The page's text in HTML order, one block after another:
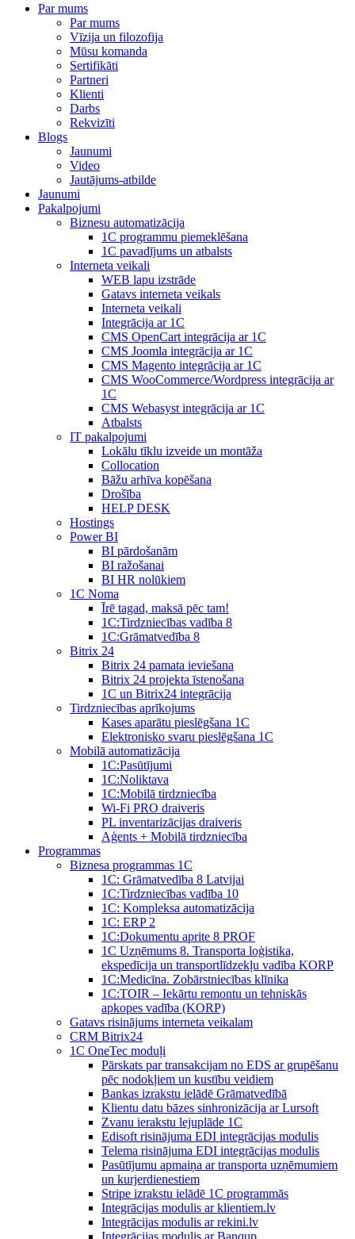
Par mums
Par mums
Vīzija un filozofija
Mūsu komanda
Sertifikāti
Partneri
Klienti
Darbs
Rekvizīti
Blogs
Jaunumi
Video
Jautājums-atbilde
Jaunumi
Pakalpojumi
Biznesu automatizācija
1С programmu piemeklēšana
1С pavadījums un atbalsts
Interneta veikali
WEB lapu izstrāde
Gatavs interneta veikals
Interneta veikali
Integrācija ar 1C
CMS OpenCart integrācija ar 1C
CMS Joomla integrācija ar 1C
CMS Magento integrācija ar 1C
CMS WooCommerce/Wordpress integrācija ar
1C
CMS Webasyst integrācija ar 1C
Atbalsts
IT pakalpojumi
Lokālu tīklu izveide un montāža
Collocation
Bāžu arhīva kopēšana
Drošība
HELP DESK
Hostings
Power BI
BI pārdošanām
BI ražošanai
BI HR nolūkiem
1C Noma
Īrē tagad, maksā pēc tam!
1С:Tirdzniecības vadība 8
1С:Grāmatvedība 8
Bitrix 24
Bitrix 24 pamata ieviešana
Bitrix 24 projekta īstenošana
1C un Bitrix24 integrācija
Tirdzniecības aprīkojums
Kases aparātu pieslēgšana 1C
Elektronisko svaru pieslēgšana 1C
Mobilā automatizācija
1С:Pasūtījumi
1С:Noliktava
1С:Mobilā tirdzniecība
Wi-Fi PRO draiveris
PL inventarizācijas draiveris
Aģents + Mobilā tirdzniecība
Programmas
Biznesa programmas 1C
1C: Grāmatvedība 8 Latvijai
1C:Tirdzniecības vadība 10
1С: Kompleksa automatizācija
1C: ERP 2
1С:Dokumentu aprite 8 PROF
1C Uzņēmums 8. Transporta loģistika,
ekspedīcija un transportlīdzekļu vadība KORP
1C:Medicīna. Zobārstniecības klīnika
1C:TOIR – Iekārtu remontu un tehniskās
apkopes vadība (KORP)
Gatavs risinājums interneta veikalam
CRM Bitrix24
1С OneTec moduļi
Pārskats par transakcijam no EDS ar grupēšanu
pēc nodokļiem un kustību veidiem
Bankas izrakstu ielādē Grāmatvedībā
Klientu datu bāzes sinhronizācija ar Lursoft
Zvanu ierakstu lejuplāde 1C
Edisoft risinājuma EDI integrācijas modulis
Telema risinājuma EDI integrācijas modulis
Pasūtījumu apmaiņa ar transporta uzņēmumiem
un kurjerdienestiem
Stripe izrakstu ielādē 1C programmās
Integrācijas modulis ar klientiem.lv
Integrācijas modulis ar rekini.lv
Integrācijas modulis ar Banqup